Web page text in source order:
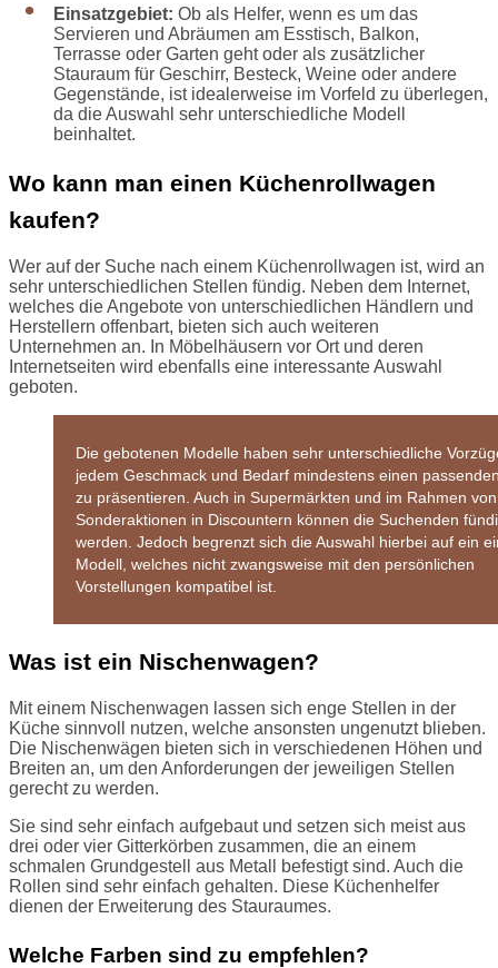
Einsatzgebiet: Ob als Helfer, wenn es um das
Servieren und Abräumen am Esstisch, Balkon,
Terrasse oder Garten geht oder als zusätzlicher
Stauraum für Geschirr, Besteck, Weine oder andere
Gegenstände, ist idealerweise im Vorfeld zu überlegen,
da die Auswahl sehr unterschiedliche Modell
beinhaltet.
Wo kann man einen Küchenrollwagen
kaufen?
Wer auf der Suche nach einem Küchenrollwagen ist, wird an
sehr unterschiedlichen Stellen fündig. Neben dem Internet,
welches die Angebote von unterschiedlichen Händlern und
Herstellern offenbart, bieten sich auch weiteren
Unternehmen an. In Möbelhäusern vor Ort und deren
Internetseiten wird ebenfalls eine interessante Auswahl
geboten.
Die gebotenen Modelle haben sehr unterschiedliche
jedem Geschmack und Bedarf mindestens einen
zu präsentieren. Auch in Supermärkten und im Rahmen von
Sonderaktionen in Discountern können die Suchenden
werden. Jedoch begrenzt sich die Auswahl hierbei auf ein
Modell, welches nicht zwangsweise mit den persönlichen
Vorstellungen kompatibel ist.
Was ist ein Nischenwagen?
Mit einem Nischenwagen lassen sich enge Stellen in der
Küche sinnvoll nutzen, welche ansonsten ungenutzt blieben.
Die Nischenwägen bieten sich in verschiedenen Höhen und
Breiten an, um den Anforderungen der jeweiligen Stellen
gerecht zu werden.
Sie sind sehr einfach aufgebaut und setzen sich meist aus
drei oder vier Gitterkörben zusammen, die an einem
schmalen Grundgestell aus Metall befestigt sind. Auch die
Rollen sind sehr einfach gehalten. Diese Küchenhelfer
dienen der Erweiterung des Stauraumes.
Welche Farben sind zu empfehlen?